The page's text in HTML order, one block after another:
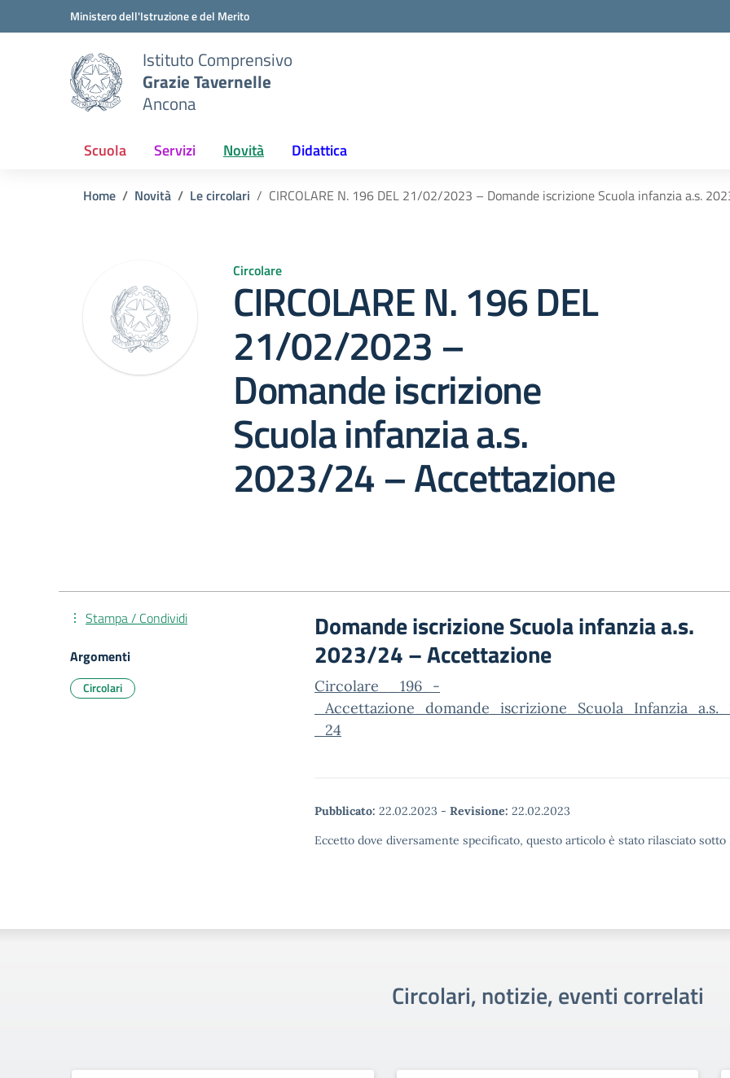
Vai ai contenuti
Vai al menu di navigazioneMinistero dell'Istruzione e del Merito
Istituto Comprensivo
Grazie Tavernelle
Ancona
Scuola Servizi Novità Didattica
Home Novità Le circolari CIRCOLARE N. 196 DEL 21/02/2023 – Domande iscrizione Scuola infanzia a.s.
Circolare
CIRCOLARE N. 196 DEL
21/02/2023 –
Domande iscrizione
Scuola infanzia a.s.
2023/24 – Accettazione
Domande iscrizione Scuola infanzia a.s.
2023/24 – Accettazione
Circolare__196_-
_24
Pubblicato: 22.02.2023 - Revisione: 22.02.2023
Eccetto dove diversamente specificato, questo articolo è stato rilasciato
Stampa / Condividi
Argomenti
Circolari
Circolari, notizie, eventi correlati